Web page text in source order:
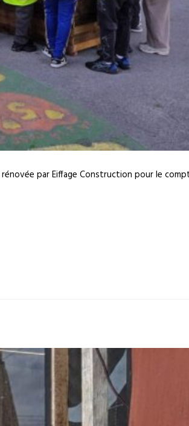
par Eiffage Construction pour le